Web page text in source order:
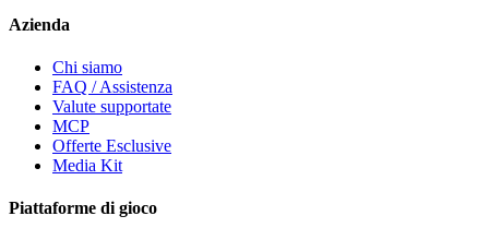
Azienda
Chi siamo
FAQ / Assistenza
Valute supportate
MCP
Offerte Esclusive
Media Kit
Piattaforme di gioco